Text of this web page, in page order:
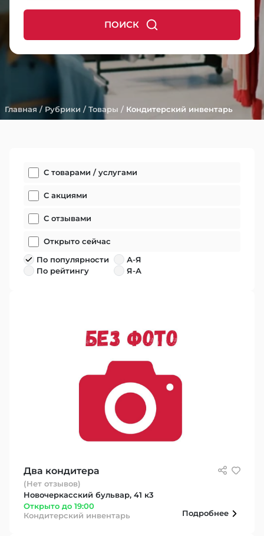
ПОИСК
Главная / Рубрики /Товары / Кондитерский инвентарь
С товарами / услугами
С акциями
С отзывами
Открыто сейчас
По популярности
По рейтингу
А-Я
Я-А
Два кондитера
(Нет отзывов)
Новочеркасский бульвар, 41 к3
Открыто до 19:00
Кондитерский инвентарь
Подробнее